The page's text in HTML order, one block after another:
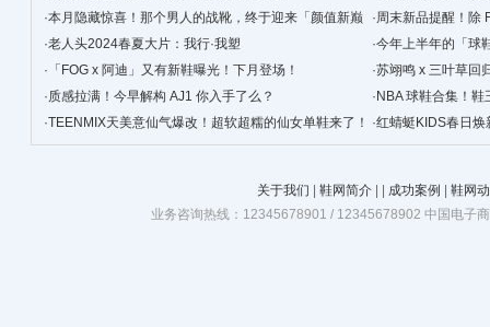
·本月隐藏惊喜！那个男人的战靴，终于迎来「颜值新巅
峰」！
·周末新品提醒！除
·老人头2024春夏大片：我行·我塑 ·今年上半年的「球
简单！
· 「FOG x 阿迪」又有新鞋曝光！下月登场！ ·苏翊鸣 x 三叶草回
·质感拉满！今早解构 AJ1 你入手了么？ · NBA 球鞋合集！
·TEENMIX天美意仙气爆改！超软超糯的仙女单鞋来了！ ·红蜻蜓KIDS春日焕
关于我们 鞋网简介 成功案例
鞋网
业务咨询热线：12345678901 / 12345678902 中国电子